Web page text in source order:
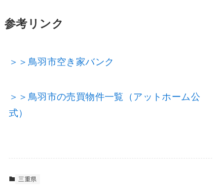
参考リンク
＞＞鳥羽市空き家バンク
＞＞鳥羽市の売買物件一覧（アットホーム公
式）
三重県